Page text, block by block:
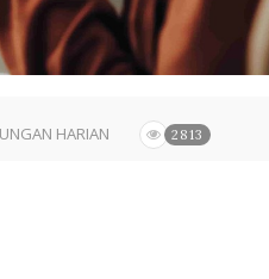
HARIAN 2813